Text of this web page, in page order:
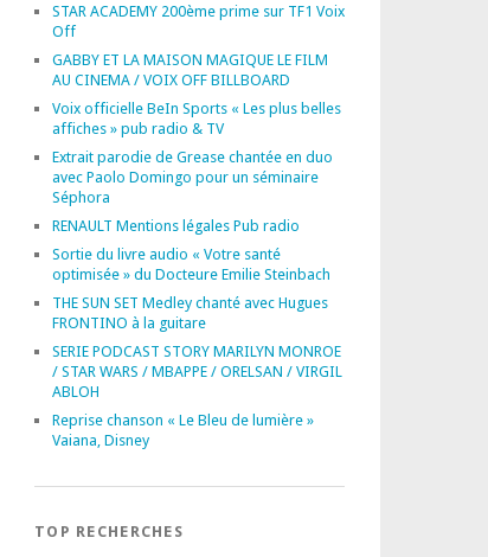
STAR ACADEMY 200ème prime sur TF1 Voix
Off
GABBY ET LA MAISON MAGIQUE LE FILM
AU CINEMA / VOIX OFF BILLBOARD
Voix officielle BeIn Sports « Les plus belles
affiches » pub radio & TV
Extrait parodie de Grease chantée en duo
avec Paolo Domingo pour un séminaire
Séphora
RENAULT Mentions légales Pub radio
Sortie du livre audio « Votre santé
optimisée » du Docteure Emilie Steinbach
THE SUN SET Medley chanté avec Hugues
FRONTINO à la guitare
SERIE PODCAST STORY MARILYN MONROE
/ STAR WARS / MBAPPE / ORELSAN / VIRGIL
ABLOH
Reprise chanson « Le Bleu de lumière »
Vaiana, Disney
TOP RECHERCHES